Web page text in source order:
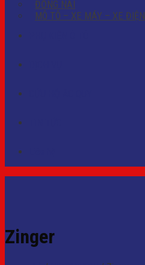
ĐỒNG NAI
MÔ TÔ – XE MÁY – XE ĐIỆN
Zinger